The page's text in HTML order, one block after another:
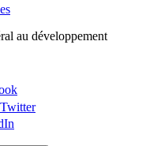
au développement